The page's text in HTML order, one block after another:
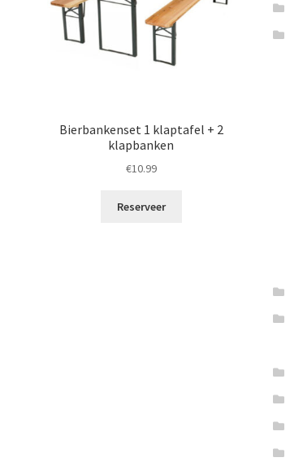
Bierbankenset 1 klaptafel + 2
klapbanken
€10.99
Reserveer